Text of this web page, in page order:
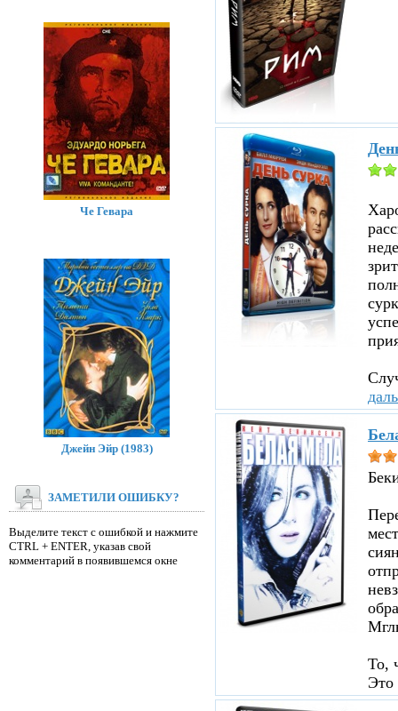
То,
Че Гевара
Джейн Эйр (1983)
ЗАМЕТИЛИ ОШИБКУ?
Выделите текст с ошибкой и нажмите
CTRL + ENTER, указав свой
комментарий в появившемся окне